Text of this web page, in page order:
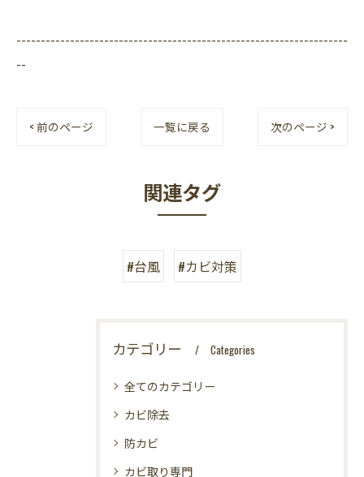
--------------------------------------------------------------------
--
< 前のページ 一覧に戻る 次のページ >
関連タグ
#台風 #カビ対策
カテゴリー Categories
全てのカテゴリー
カビ除去
防カビ
カビ取り専門